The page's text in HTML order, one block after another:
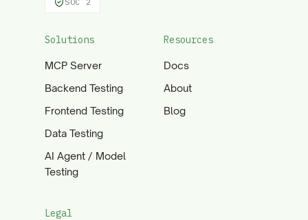
Solutions
MCP Server
Backend Testing
Frontend Testing
Data Testing
AI Agent / Model
Testing
Resources
Docs
About
Blog
Legal